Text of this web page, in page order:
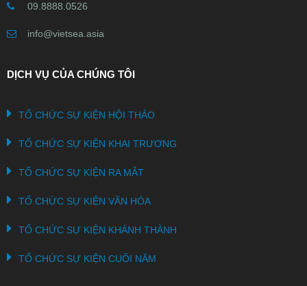
09.8888.0526
info@vietsea.asia
DỊCH VỤ CỦA CHÚNG TÔI
TỔ CHỨC SỰ KIỆN HỘI THẢO
TỔ CHỨC SỰ KIỆN KHAI TRƯƠNG
TỔ CHỨC SỰ KIỆN RA MẮT
TỔ CHỨC SỰ KIỆN VĂN HÓA
TỔ CHỨC SỰ KIỆN KHÁNH THÀNH
TỔ CHỨC SỰ KIỆN CUỐI NĂM